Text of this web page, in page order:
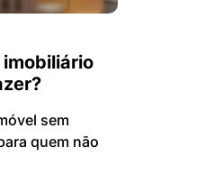
imobiliário
sem
quem não